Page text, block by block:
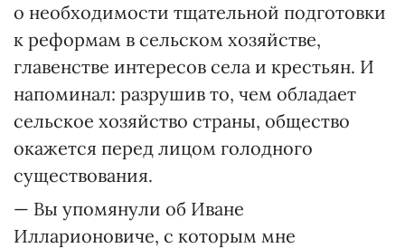
о необходимости тщательной подготовки
к реформам в сельском хозяйстве,
главенстве интересов села и крестьян. И
напоминал: разрушив то, чем обладает
сельское хозяйство страны, общество
окажется перед лицом голодного
существования.
— Вы упомянули об Иване
Илларионовиче, с которым мне